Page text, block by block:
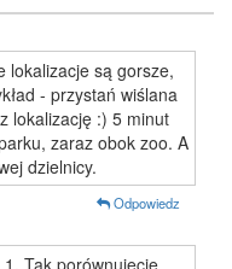
lokalizacje są gorsze,
- przystań wiślana
lokalizację :) 5 minut
zaraz obok zoo. A
dzielnicy.
Odpowiedz